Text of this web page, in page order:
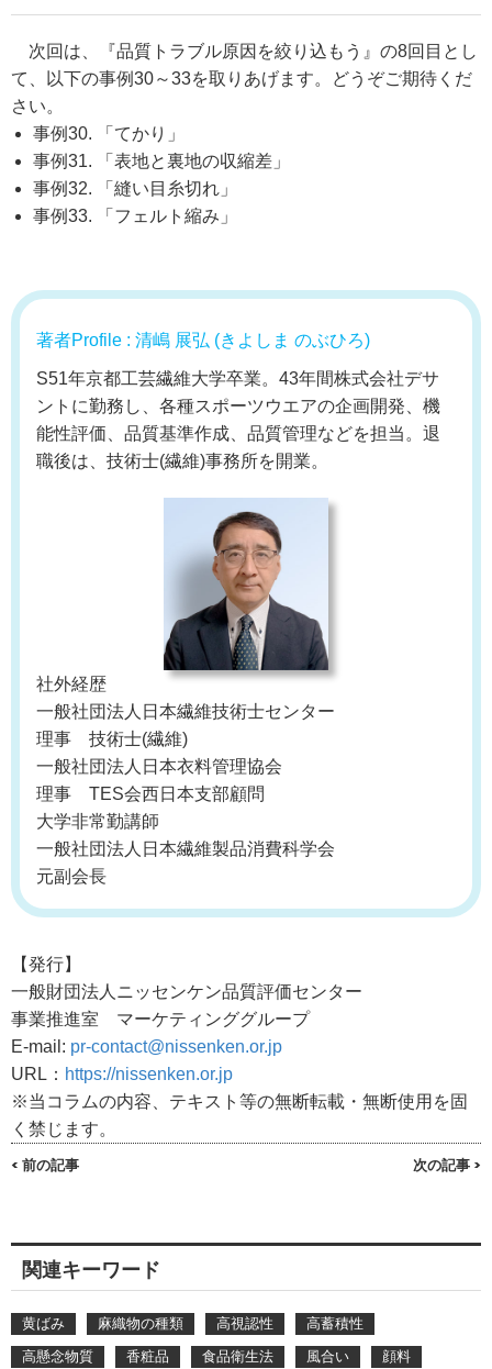
次回は、『品質トラブル原因を絞り込もう』の8回目とし
て、以下の事例30～33を取りあげます。どうぞご期待くだ
さい。
事例30. 「てかり」
事例31. 「表地と裏地の収縮差」
事例32. 「縫い目糸切れ」
事例33. 「フェルト縮み」
著者Profile : 清嶋 展弘 (きよしま のぶひろ)
S51年京都工芸繊維大学卒業。43年間株式会社デサ
ントに勤務し、各種スポーツウエアの企画開発、機
能性評価、品質基準作成、品質管理などを担当。退
職後は、技術士(繊維)事務所を開業。
社外経歴
一般社団法人日本繊維技術士センター
理事 技術士(繊維)
一般社団法人日本衣料管理協会
理事 TES会西日本支部顧問
大学非常勤講師
一般社団法人日本繊維製品消費科学会
元副会長
【発行】
一般財団法人ニッセンケン品質評価センター
事業推進室 マーケティンググループ
E-mail: pr-contact@nissenken.or.jp
URL： https://nissenken.or.jp
※当コラムの内容、テキスト等の無断転載・無断使用を固
く禁じます。
< 前の記事 次の記事 >
関連キーワード
黄ばみ 麻織物の種類 高視認性
高蓄積性
高懸念物質
香粧品 食品衛生法 風合い
顔料